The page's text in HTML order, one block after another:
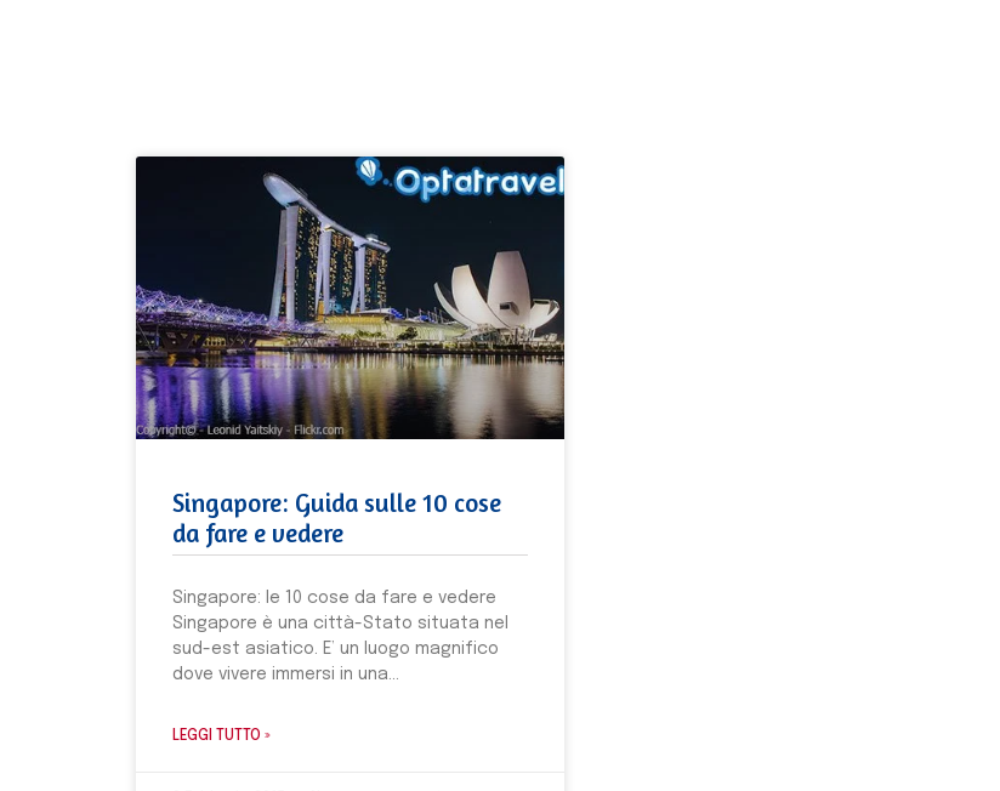
Singapore: Guida sulle 10 cose
da fare e vedere
Singapore: le 10 cose da fare e vedere
Singapore è una città-Stato situata nel
sud-est asiatico. E’ un luogo magnifico
dove vivere immersi in una
LEGGI TUTTO »